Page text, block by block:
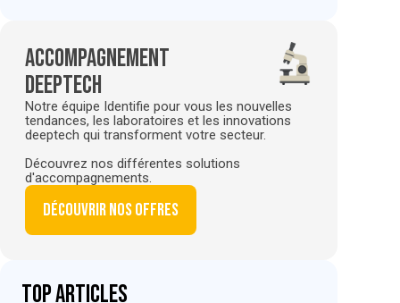
Accompagnement
deeptech
Notre équipe Identifie pour vous les nouvelles
tendances, les laboratoires et les innovations
deeptech qui transforment votre secteur.
Découvrez nos différentes solutions
d'accompagnements.
Découvrir nos offres
Top articles